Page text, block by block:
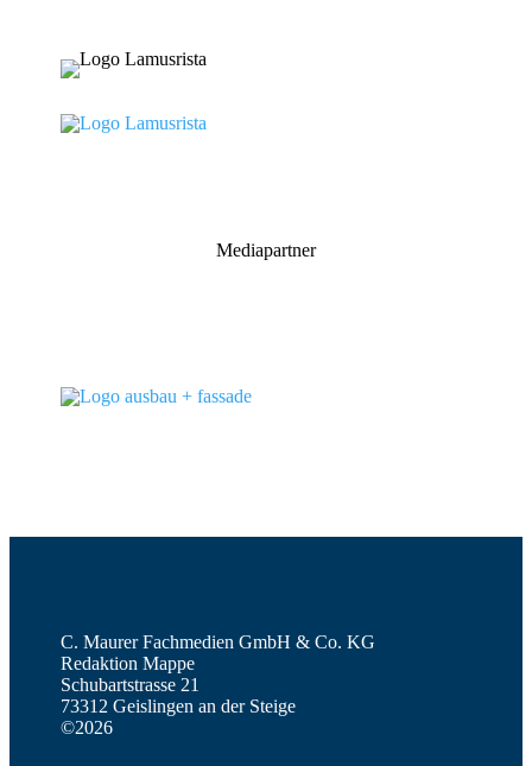
Mediapartner
C. Maurer Fachmedien GmbH & Co. KG
Redaktion Mappe
Schubartstrasse 21
73312 Geislingen an der Steige
©2026